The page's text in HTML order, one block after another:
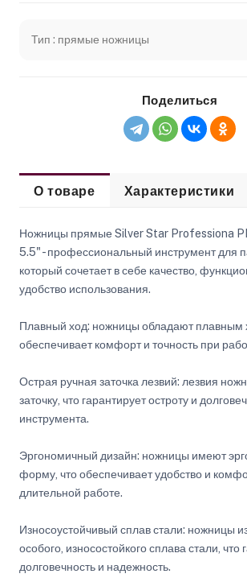
Тип : прямые ножницы
Поделиться
О товаре Характеристики
Ножницы прямые Silver Star Professiona
5.5" - профессиональный инструмент для
который сочетает в себе качество,
удобство использования.
Плавный ход: ножницы обладают плавным
обеспечивает комфорт и точность при
Острая ручная заточка лезвий: лезвия
заточку, что гарантирует остроту и
инструмента.
Эргономичный дизайн: ножницы имеют
форму, что обеспечивает удобство и
длительной работе.
Износоустойчивый сплав стали: ножницы
особого, износостойкого сплава стали, что
долговечность и надежность.